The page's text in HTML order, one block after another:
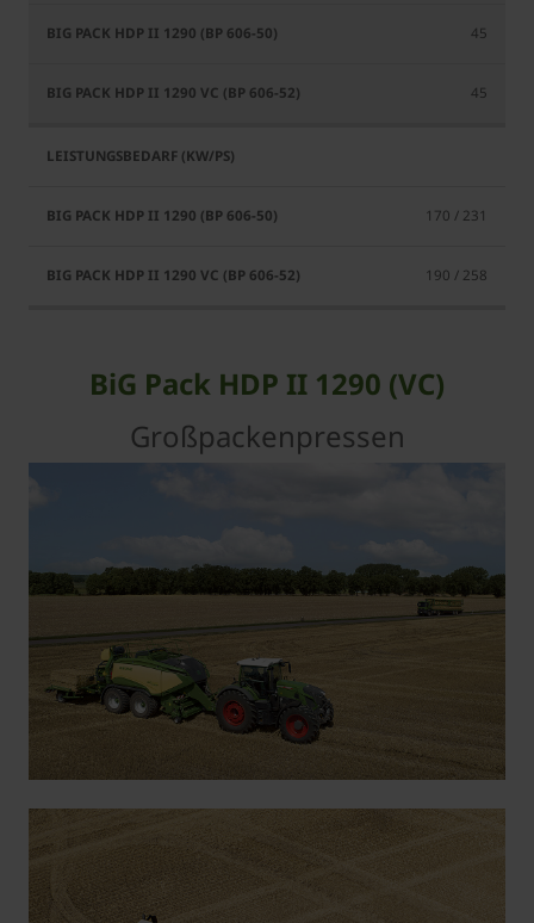
45
45
170 / 231
190 / 258
BiG Pack HDP II 1290 (VC)
Großpackenpressen